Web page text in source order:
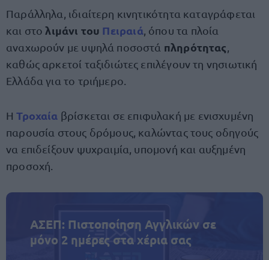
Παράλληλα, ιδιαίτερη κινητικότητα καταγράφεται
και στολιμάνι του Πειραιά , όπου τα πλοία
αναχωρούν με υψηλά ποσοστά πληρότητας
καθώς αρκετοί ταξιδιώτες επιλέγουν τη νησιωτική
Ελλάδα για το τριήμερο.
ΗΤροχαία βρίσκεται σε επιφυλακή με ενισχυμένη
παρουσία στους δρόμους, καλώντας τους οδηγούς
να επιδείξουν ψυχραιμία, υπομονή και αυξημένη
προσοχή.
ΑΣΕΠ: Πιστοποίηση Αγγλικών σε
μόνο 2 ημέρες στα χέρια σας